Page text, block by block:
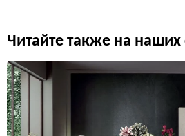
Читайте также на наших